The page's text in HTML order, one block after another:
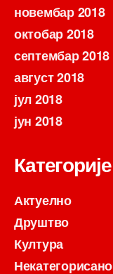
новембар 2018
октобар 2018
септембар 2018
август 2018
јул 2018
јун 2018
Категорије
Актуелно
Друштво
Култура
Некатегорисано